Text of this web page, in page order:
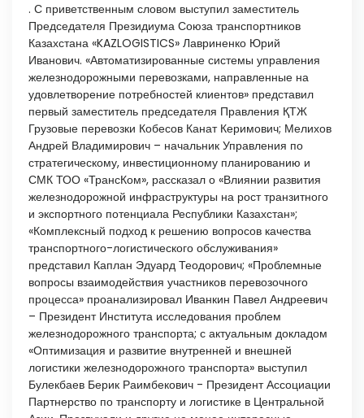
. С приветственным словом выступил заместитель
Председателя Президиума Союза транспортников
Казахстана «KAZLOGISTICS» Лавриненко Юрий
Иванович. «Автоматизированные системы управления
железнодорожными перевозками, направленные на
удовлетворение потребностей клиентов» представил
первый заместитель председателя Правления ҚТЖ
Грузовые перевозки Кобесов Канат Керимович; Мелихов
Андрей Владимирович – начальник Управления по
стратегическому, инвестиционному планированию и
СМК ТОО «ТрансКом», рассказал о «Влиянии развития
железнодорожной инфраструктуры на рост транзитного
и экспортного потенциала Республики Казахстан»;
«Комплексный подход к решению вопросов качества
транспортного-логистического обслуживания»
представил Каплан Эдуард Теодорович; «Проблемные
вопросы взаимодействия участников перевозочного
процесса» проанализировал Иванкин Павел Андреевич
– Президент Института исследования проблем
железнодорожного транспорта; с актуальным докладом
«Оптимизация и развитие внутренней и внешней
логистики железнодорожного транспорта» выступил
Булекбаев Берик Раимбекович - Президент Ассоциации
Партнерство по транспорту и логистике в Центральной